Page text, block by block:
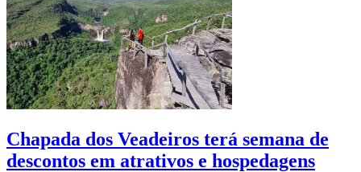
Chapada dos Veadeiros terá semana de
descontos em atrativos e hospedagens